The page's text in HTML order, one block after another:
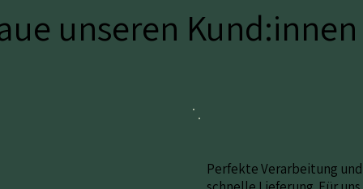
unseren Kund:innen
Perfekte Verarbeitung